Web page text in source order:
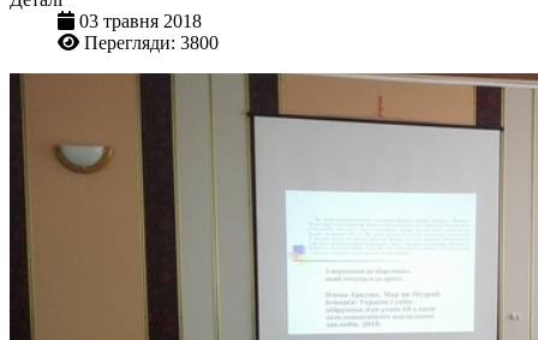
03 травня 2018
Перегляди: 3800